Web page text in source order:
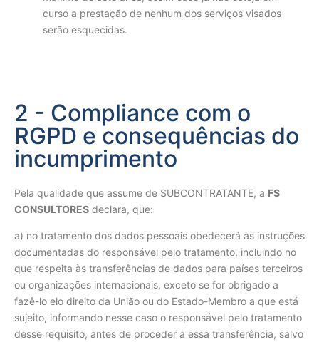
curso a prestação de nenhum dos serviços visados
serão esquecidas.
2 - Compliance com o
RGPD e consequências do
incumprimento
Pela qualidade que assume de SUBCONTRATANTE, a FS
CONSULTORES declara, que:
a) no tratamento dos dados pessoais obedecerá às instruções
documentadas do responsável pelo tratamento, incluindo no
que respeita às transferências de dados para países terceiros
ou organizações internacionais, exceto se for obrigado a
fazê-lo elo direito da União ou do Estado-Membro a que está
sujeito, informando nesse caso o responsável pelo tratamento
desse requisito, antes de proceder a essa transferência, salvo